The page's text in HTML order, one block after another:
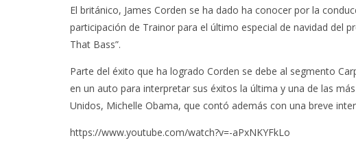
El británico, James Corden se ha dado ha conocer por la
participación de Trainor para el último especial de navidad del
That Bass”.
Parte del éxito que ha logrado Corden se debe al segmento
en un auto para interpretar sus éxitos la última y una de las
Unidos, Michelle Obama, que contó además con una breve
https://www.youtube.com/watch?v=-aPxNKYFkLo